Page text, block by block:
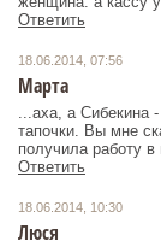
Ответить
18.06.2014, 07:56
Марта
...аха, а
тапочки. Вы мне
получила работу в
Ответить
18.06.2014, 10:30
Люся